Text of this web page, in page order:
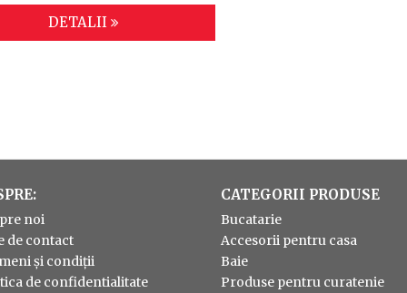
DETALII
noi
de contact
și condiții
de confidentialitate
CATEGORII PRODUSE
Bucatarie
Accesorii pentru casa
Baie
Produse pentru curatenie